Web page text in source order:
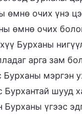
өмнө очих үнэ
өмнө очих
Бурханы
арга зам
Бурханы мэргэн
Бурхантай шууд
Бурханы үгээс